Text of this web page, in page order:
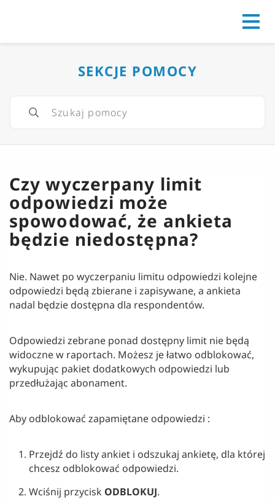
SEKCJE POMOCY
Czy wyczerpany limit
odpowiedzi może
spowodować, że ankieta
będzie niedostępna?
Nie. Nawet po wyczerpaniu limitu odpowiedzi kolejne
odpowiedzi będą zbierane i zapisywane, a ankieta
nadal będzie dostępna dla respondentów.
Odpowiedzi zebrane ponad dostępny limit nie będą
widoczne w raportach. Możesz je łatwo odblokować,
wykupując pakiet dodatkowych odpowiedzi lub
przedłużając abonament.
Aby odblokować zapamiętane odpowiedzi :
Przejdź do listy ankiet i odszukaj ankietę, dla której
chcesz odblokować odpowiedzi.
Wciśnij przycisk ODBLOKUJ.